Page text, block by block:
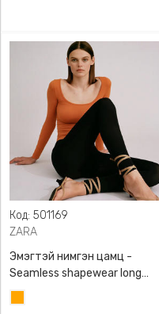
Код: 501169
ZARA
Эмэгтэй нимгэн цамц -
Seamless shapewear long
sleeve t-shirt, 40-60кг жинд
таарна, ZARA, 8779/458/615,